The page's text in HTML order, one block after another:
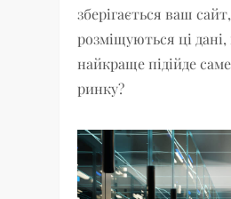
зберігається ваш
розміщуються ці
найкраще підійде
ринку?